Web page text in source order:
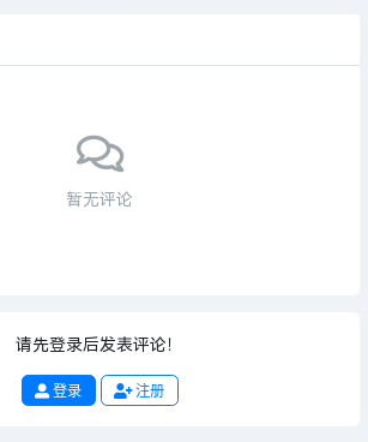
暂无评论
请先登录后发表评论！
登录 注册